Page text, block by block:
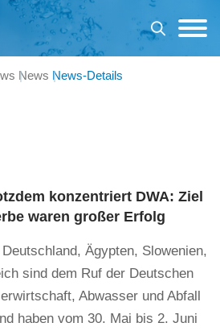
News News-Details
konzentriert DWA: Ziel
waren großer Erfolg
Ägypten, Slowenien,
sind dem Ruf der Deutschen
Abwasser und Abfall
haben vom 30. Mai bis 2. Juni